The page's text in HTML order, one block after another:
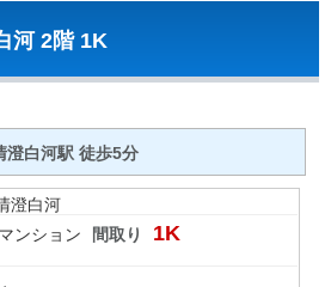
河 2階 1K
澄白河駅 徒歩5分
澄白河
ンション 間取り 1K